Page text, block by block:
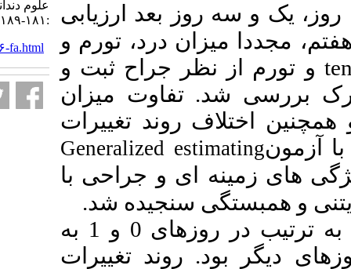
بعد ارزیابی
درد، تورم و
جراح ثبت و
میزان
تغییرات
Generalized
و جراحی با
شد.
میانگین درد و تورم به ترتیب در روزهای 0 و 1 به
تغییرات
:۱۸۱-۱۸۹
URL:http://jrds.ir/article-۱-۱۵۰۶-fa.html